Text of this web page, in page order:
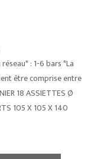
: 1-6 bars *La
être comprise entre
18 ASSIETTES Ø
105 X 105 X 140